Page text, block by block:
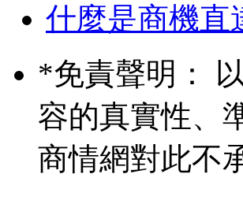
什麼是商機直
*免責聲明：
容的真實性、
商情網對此不